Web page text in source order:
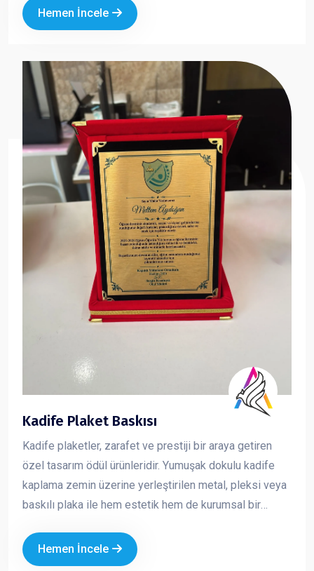
kimlik çalışmaları, markanızın her temas noktasında
aynı kalite ve ciddiyeti göstermesine yardımcı olur.
Hemen İncele
Kadife Plaket Baskısı
Kadife plaketler, zarafet ve prestiji bir araya getiren
özel tasarım ödül ürünleridir. Yumuşak dokulu kadife
kaplama zemin üzerine yerleştirilen metal, pleksi veya
baskılı plaka ile hem estetik hem de kurumsal bir
anlamlı teşekkürlerde tercih edilen bu ürünler, değerli
anların kalıcı bir simgesi haline gelir.
Hemen İncele